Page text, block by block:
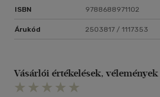
ISBN 9788688971102
Árukód 2503817 / 1117353
Vásárlói értékelések, vélemények